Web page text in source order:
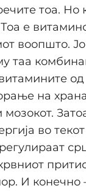
тоа.
е
воопшто.
таа
на
во
И конечно